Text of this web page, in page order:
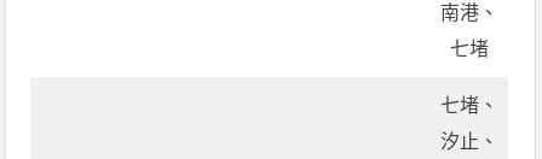
南港、
七堵
七堵、
汐止、